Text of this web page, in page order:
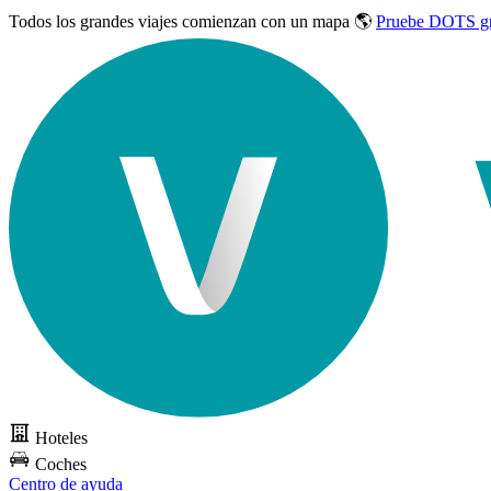
Todos los grandes viajes comienzan con un mapa 🌎 Pruebe DOTS
Hoteles
Coches
Centro de ayuda